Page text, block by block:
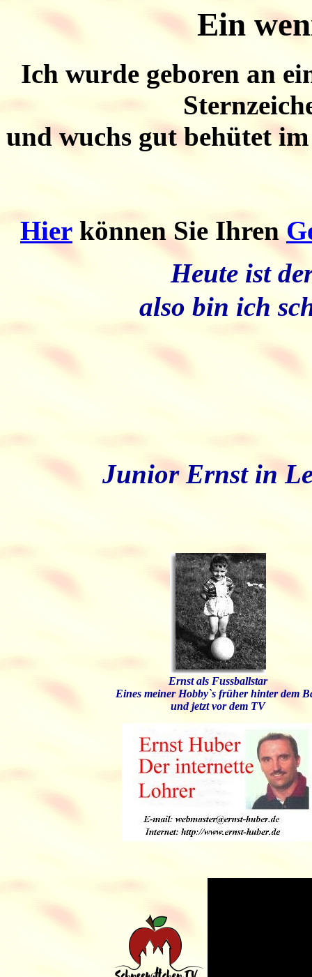
Ein
Ich wurde geboren an
und wuchs gut behütet
Hier können Sie Ihren
Heute ist
also bin ich
Junior Ernst in
Ernst als Fussballstar
Eines meiner Hobby`s früher hinter dem
und jetzt vor dem TV